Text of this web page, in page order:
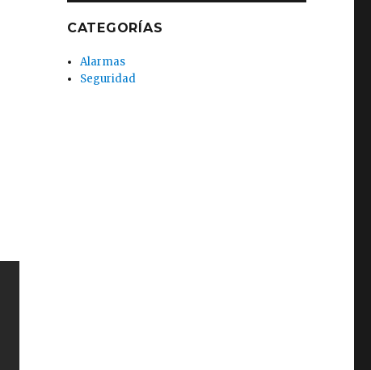
CATEGORÍAS
Alarmas
Seguridad